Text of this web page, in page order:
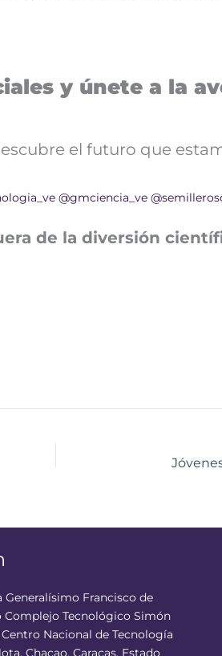
y únete a la
el futuro que
@gmciencia_ve
de la diversión
Generalísimo Francisco de
Complejo Tecnológico Simón
Nacional de Tecnología
Chacao, Caracas, Estado